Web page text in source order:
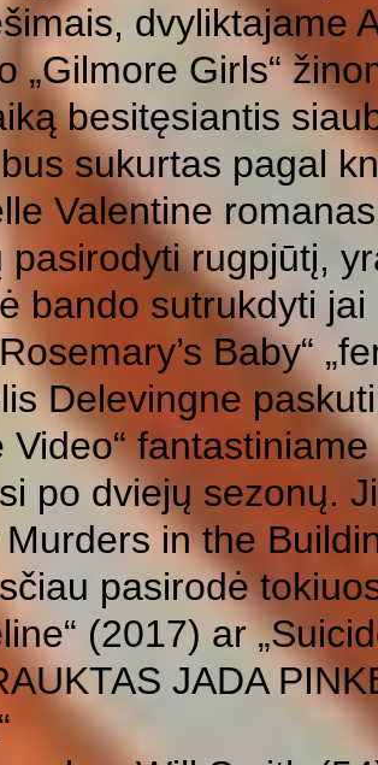
dvyliktajame
„Gilmore Girls“
besitęsiantis
sukurtas pagal
Valentine
pasirodyti rugpjūtį,
bando sutrukdyti
Baby“
Delevingne
Video“
po dviejų sezonų.
Murders in the
pasirodė
(2017) ar
JADA